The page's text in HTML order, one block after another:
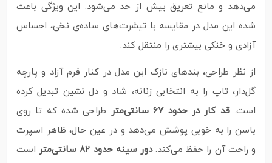
می‌دهد و مانع تعریق بیش از حد می‌شود. این ویژگی باعث
شده این مدل در مقایسه با تیشرت‌های ساده‌ی نخی، احساس
آزادی و خنکی بیشتری را منتقل کند.
از نظر طراحی، بندهای نازک این مدل در کنار فرم آزاد و پارچه
گل‌دار، تاپ را به انتخابی زنانه، شاد و دل‌ نشین تبدیل کرده
است.قد کار در حدود ۶۷ سانتی‌متر
طراحی شده که تا روی
باسن را به‌ خوبی پوشش می‌دهد و در عین حال، ظاهر اسپرت
و راحت آن را حفظ می‌کند.دور سینه حدود ۸۲ سانتی‌متر است